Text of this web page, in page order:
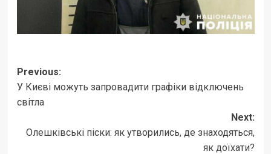
Post
navigation
Previous:
У Києві можуть запровадити графіки відключень
світла
Next:
Олешківські піски: як утворились, де знаходяться,
як доїхати?